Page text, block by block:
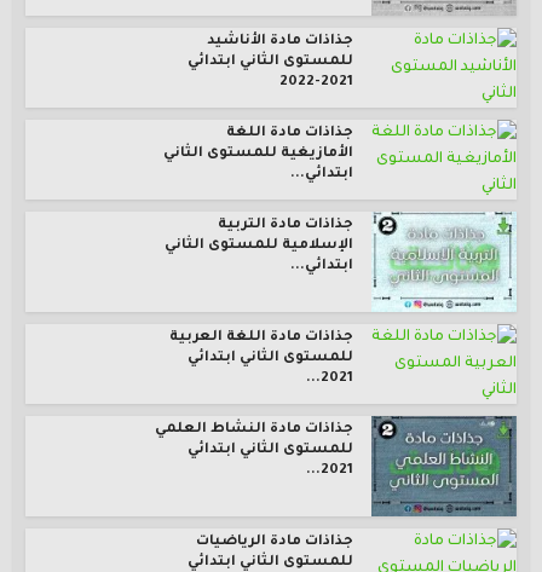
جذاذات مادة الأناشيد
للمستوى الثاني ابتدائي
2021-2022
جذاذات مادة اللغة
الأمازيغية للمستوى الثاني
ابتدائي...
جذاذات مادة التربية
الإسلامية للمستوى الثاني
ابتدائي...
جذاذات مادة اللغة العربية
للمستوى الثاني ابتدائي
2021...
جذاذات مادة النشاط العلمي
للمستوى الثاني ابتدائي
2021...
جذاذات مادة الرياضيات
للمستوى الثاني ابتدائي